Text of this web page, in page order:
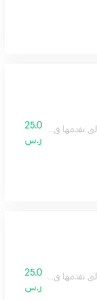
التي نقدمها في حياتنا ...
25.0
ر.س
التي نقدمها في حياتنا ...
25.0
ر.س